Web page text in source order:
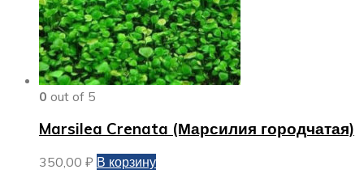
0 out of 5
Marsilea Crenata (Марсилия городчатая)
350,00 ₽ В корзину